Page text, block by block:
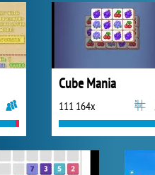
Cube Mania
111 164x